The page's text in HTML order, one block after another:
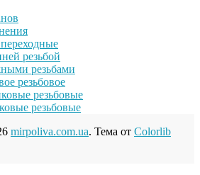
резьбой
резьбами
резьбовое
резьбовые
резьбовые
mirpoliva.com.ua. Тема от Colorlib